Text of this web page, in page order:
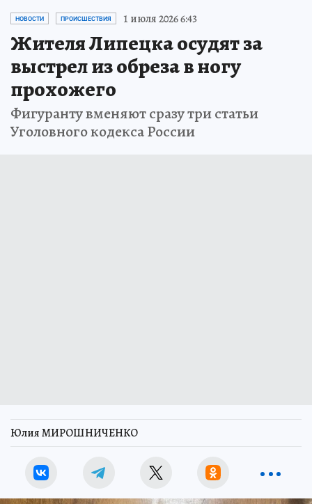
НОВОСТИ ПРОИСШЕСТВИЯ 1 июля 2026 6:43
Жителя Липецка осудят за
выстрел из обреза в ногу
прохожего
Фигуранту вменяют сразу три статьи
Уголовного кодекса России
Юлия МИРОШНИЧЕНКО